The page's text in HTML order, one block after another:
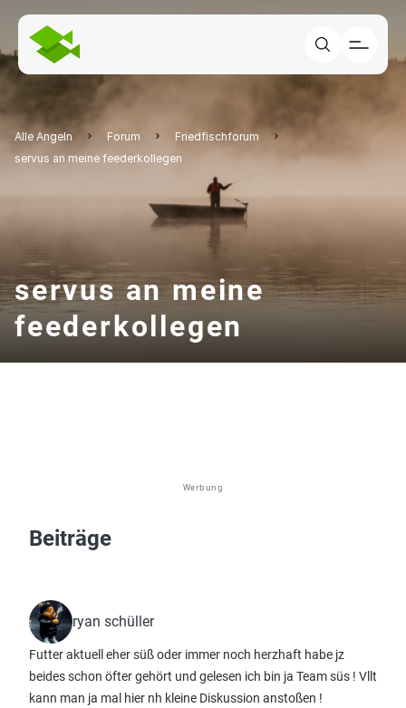
Alle Angeln Forum
Friedfischforum
servus an meine feederkollegen
servus an meine
feederkollegen
Werbung
Beiträge
ryan schüller
Futter aktuell eher süß oder immer noch herzhaft habe jz
beides schon öfter gehört und gelesen ich bin ja Team süs ! Vllt
kann man ja mal hier nh kleine Diskussion anstoßen !